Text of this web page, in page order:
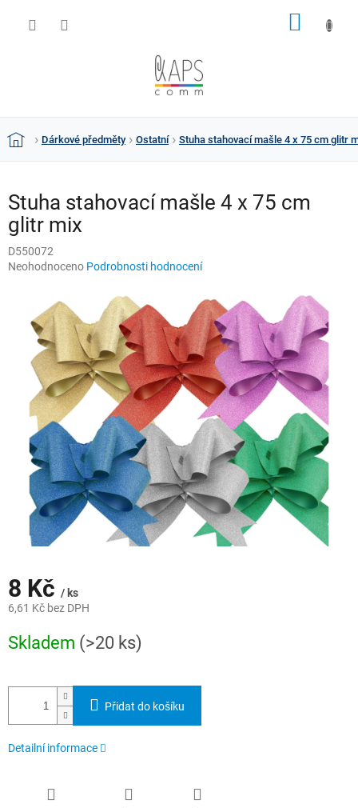
DomůDárkové předměty Ostatní Stuha stahovací mašle 4 x 75 cm glitr
Stuha stahovací mašle 4 x 75 cm
glitr mix
D550072
Průměrné
hvězdiček.
Neohodnoceno Podrobnosti hodnocení
8 Kč / ks
6,61 Kč bez DPH
cena:
Skladem (>20 ks)
Přidat do košíku
Detailní informace